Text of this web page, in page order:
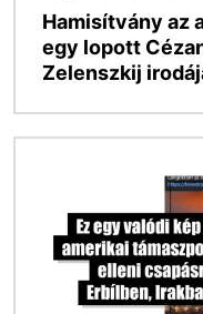
Hamisítvány az
egy lopott
Zelenszkij